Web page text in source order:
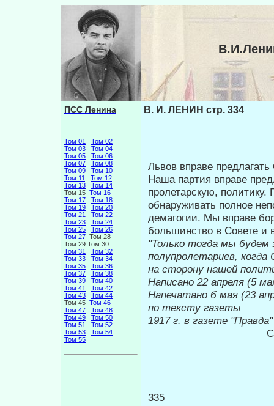
ПСС Ленина
Том 01
Том 02
Том 03
Том 04
Том 05
Том 06
Том 07
Том 08
Том 09
Том 10
Том 11
Том 12
Том 13
Том 14
Том 15 Том 16
Том 17
Том 18
Том 19
Том 20
Том 21
Том 22
Том 23
Том 24
Том 25
Том 26
Том 27 Том 28
Том 29 Том 30
Том 31
Том 32
Том 33
Том 34
Том 35
Том 36
Том 37
Том 38
Том 39
Том 40
Том 41
Том 42
Том 43
Том 44
Том 45 Том 46
Том 47
Том 48
Том 49
Том 50
Том 51
Том 52
Том 53
Том 54
Том 55
В. И. ЛЕНИН стр. 334
Львов вправе
Наша партия вправе
пролетарскую, политику.
обнаруживать полное
демагогии. Мы вправе
большинство в Совете и
"Только тогда мы будем
полупролетариев,
на сторону нашей
Написано 22 апреля (5
Напечатано
по тексту газеты
1917 г. в газете
335